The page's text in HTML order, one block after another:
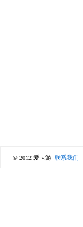
© 2012 爱卡游 联系我们